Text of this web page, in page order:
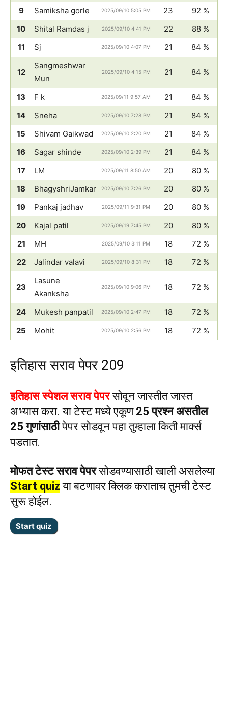
9
Samiksha gorle 2025/09/10 5:05 PM 23
92 %
10
Shital Ramdas j 2025/09/10 4:41 PM 22
88 %
11
Sj 2025/09/10 4:07 PM 21 84 %
12
Sangmeshwar
Mun
2025/09/10 4:15 PM 21 84 %
13 F k 2025/09/11 9:57 AM 21
84 %
14
Sneha 2025/09/10 7:28 PM 21
84 %
15
Shivam Gaikwad 2025/09/10 2:20 PM 21
84 %
16
Sagar shinde 2025/09/10 2:39 PM 21
84 %
17
LM 2025/09/11 8:50 AM 20
80 %
18
BhagyshriJamkar 2025/09/10 7:26 PM 20
80 %
19
Pankaj jadhav 2025/09/11 9:31 PM 20
80 %
20
Kajal patil 2025/09/19 7:45 PM 20
80 %
21
MH 2025/09/10 3:11 PM 18
72 %
22
Jalindar valavi 2025/09/10 8:31 PM 18 72 %
23
Lasune
Akanksha
2025/09/10 9:06 PM 18 72 %
24 Mukesh panpatil 2025/09/10 2:47 PM 18
72 %
25
Mohit 2025/09/10 2:56 PM 18 72 %
इतिहास सराव पेपर 209
इतिहास स्पेशल सराव पेपरसोवून जास्तीत जास्त
अभ्यास करा. या टेस्ट मध्ये एकूण 25 प्रश्न असतील
25 गुणांसाठीपेपर सोडवून पहा तुम्हाला किती मार्क्स
पडतात.
मोफत टेस्ट सराव पेपरसोडवण्यासाठी खाली असलेल्या
Start quiz या बटणावर क्लिक कराताच तुमची टेस्ट
सुरू होईल.